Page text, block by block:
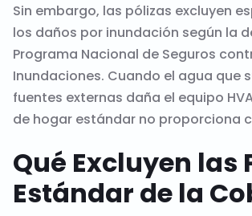
Sin embargo, las pólizas excluyen
los daños por inundación según la
Programa Nacional de Seguros
Inundaciones. Cuando el agua que
fuentes externas daña el equipo
de hogar estándar no proporciona
Qué Excluyen las
Estándar de la